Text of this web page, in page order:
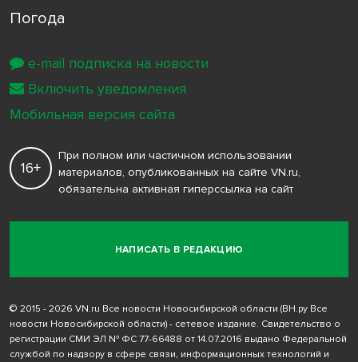
Погода
НАПИСАТЬ В РЕДАКЦИЮ
16+
При полном или частичном использовании
материалов, опубликованных на сайте VN.ru,
обязательна активная гиперссылка на сайт
© 2015 - 2026 VN.ru Все новости Новосибирской области (ВН.ру Все
новости Новосибирской области) - сетевое издание. Свидетельство о
регистрации СМИ ЭЛ № ФС 77-66488 от 14.07.2016 выдано Федеральной
службой по надзору в сфере связи, информационных технологий и
e-mail подписка на новости
Включить уведомления
Мобильная версия сайта